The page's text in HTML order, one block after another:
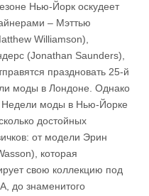
Нью-Йорк оскудеет
– Мэттью
Williamson),
(Jonathan Saunders),
праздновать 25-й
моды в Лондоне. Однако
Недели моды в Нью-Йорке
достойных
от модели Эрин
которая
свою коллекцию под
до знаменитого